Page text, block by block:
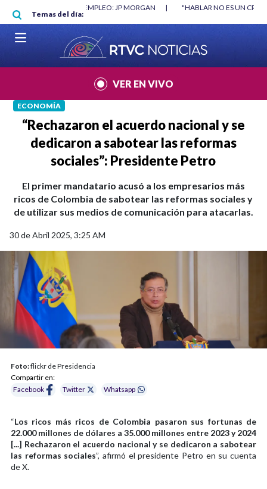
Pasar al contenido principal
Temas del día:
"HABLAR NO ES UN CRIMEN": CARTA DE BETO CORAL |
VER EN VIVO
ECONOMÍA
“Rechazaron el acuerdo nacional y se
dedicaron a sabotear las reformas
sociales”: Presidente Petro
El primer mandatario acusó a los empresarios más
ricos de Colombia de sabotear las reformas sociales y
de utilizar sus medios de comunicación para atacarlas.
30 de Abril 2025, 3:25 AM
Foto:flickr de Presidencia
Compartir en:
Facebook
Twitter Whatsapp
“Los ricos más ricos de Colombia pasaron sus fortunas de
22.000 millones de dólares a 35.000 millones entre 2023 y 2024
[...] Rechazaron el acuerdo nacional y se dedicaron a sabotear
las reformas sociales”, afirmó el presidente Petro en su cuenta
de X.